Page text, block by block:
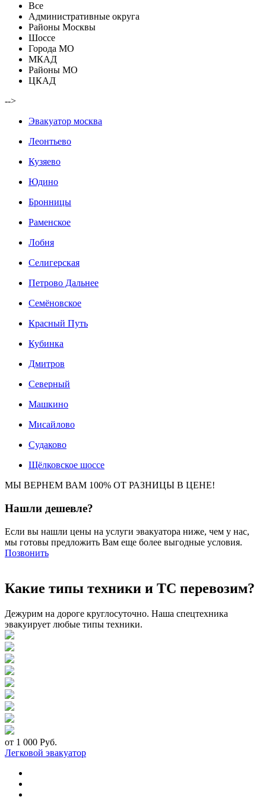
Все
Административные округа
Районы Москвы
Шоссе
Города МО
МКАД
Районы МО
ЦКАД
-->
Эвакуатор москва
Леонтьево
Кузяево
Юдино
Бронницы
Раменское
Лобня
Селигерская
Петрово Дальнее
Семёновское
Красный Путь
Кубинка
Дмитров
Северный
Машкино
Мисайлово
Судаково
Щёлковское шоссе
МЫ ВЕРНЕМ ВАМ 100% ОТ РАЗНИЦЫ В ЦЕНЕ!
Нашли дешевле?
Если вы нашли цены на услуги эвакуатора ниже, чем у нас,
мы готовы предложить Вам еще более выгодные условия.
Позвонить
Какие типы техники и ТС перевозим?
Дежурим на дороге круглосуточно. Наша спецтехника
эвакуирует любые типы техники.
от 1 000 Руб.
Легковой эвакуатор